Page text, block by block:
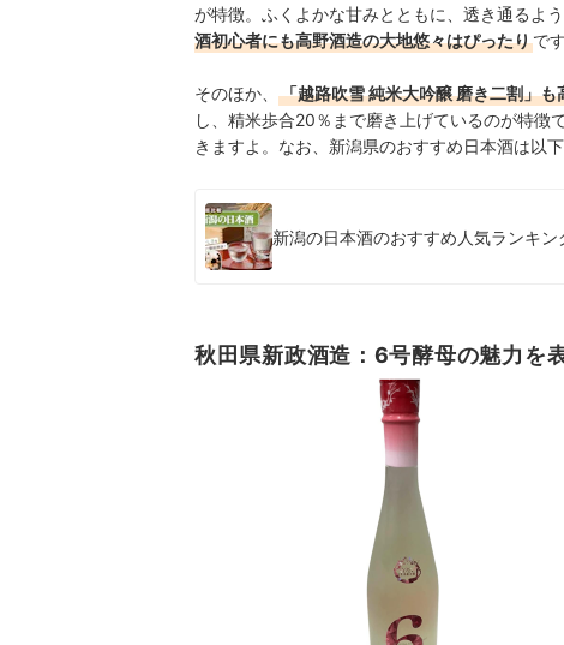
が特徴。ふくよかな甘みとともに、透き通るよ
酒初心者にも高野酒造の大地悠々はぴったりです
そのほか、 「越路吹雪 純米大吟醸 磨き二割」
し、精米歩合20％まで磨き上げているのが特徴
きますよ。なお、新潟県のおすすめ日本酒は以
新潟の日本酒のおすすめ人気ランキン
秋田県新政酒造：6号酵母の魅力を